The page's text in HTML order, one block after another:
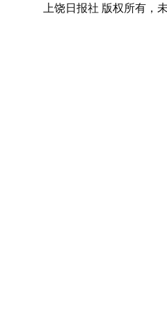
上饶日报社 版权所有，